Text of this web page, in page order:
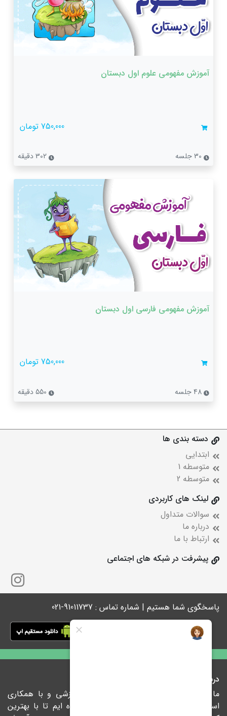
آموزش مفهومی علوم اول دبستان
750,000 تومان
آموزش مفهومی فارسی اول دبستان
750,000 تومان
دسته بندی ها
ابتدایی
متوسطه 1
متوسطه 2
لینک های کاربردی
سوالات متداول
درباره ما
ارتباط با ما
پیشرفت در شبکه های اجتماعی
پاسخگوی شما هستیم | شماره تماس : 91011737-021
درباره ما
ما در پیشرفت با ارائه راهکارهای نوین آموزشی و با همکاری
اساتید مجرب و نام آشنای کشور متعهد شده ایم تا با بهترین